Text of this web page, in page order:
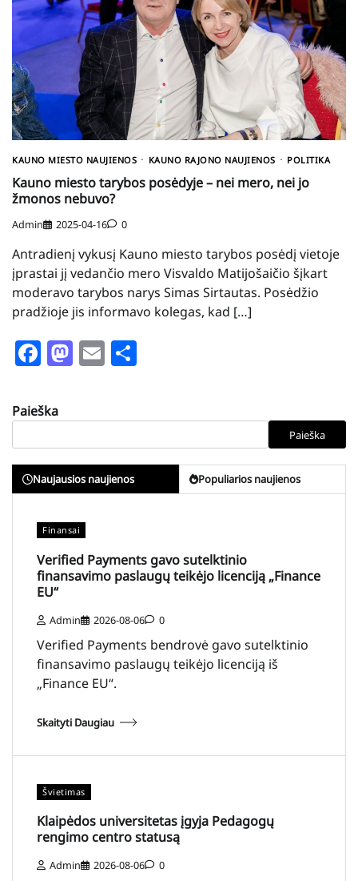
KAUNO MIESTO NAUJIENOS KAUNO RAJONO NAUJIENOS POLITIKA
Kauno miesto tarybos posėdyje – nei mero, nei jo
žmonos nebuvo?
Admin 2025-04-16 0
Antradienį vykusį Kauno miesto tarybos posėdį vietoje
įprastai jį vedančio mero Visvaldo Matijošaičio šįkart
moderavo tarybos narys Simas Sirtautas. Posėdžio
pradžioje jis informavo kolegas, kad […]
Facebook
Mastodon
Email
Paieška
Paieška
Naujausios naujienos Populiarios naujienos
Finansai
Verified Payments gavo sutelktinio
finansavimo paslaugų teikėjo licenciją „Finance
EU“
Admin 2026-08-06 0
Verified Payments bendrovė gavo sutelktinio
finansavimo paslaugų teikėjo licenciją iš
„Finance EU“.
Skaityti Daugiau
Švietimas
Klaipėdos universitetas įgyja Pedagogų
rengimo centro statusą
Admin 2026-08-06 0